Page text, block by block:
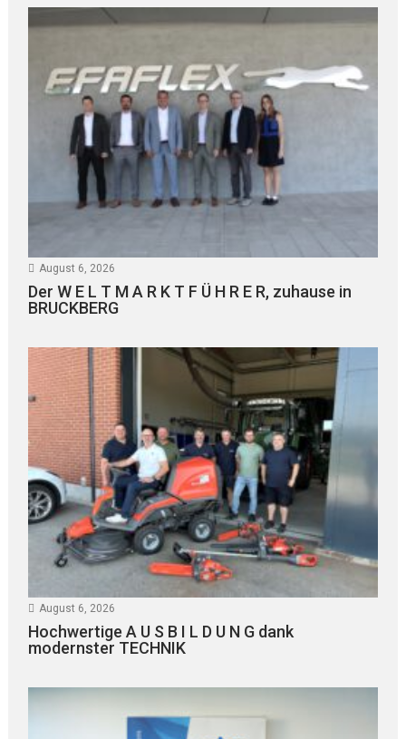
August 6, 2026
Der W E L T M A R K T F Ü H R E R, zuhause in
BRUCKBERG
August 6, 2026
Hochwertige A U S B I L D U N G dank
modernster TECHNIK